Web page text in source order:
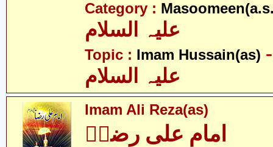
Category :
Topic : Imam Hussain(as)
علیہ السلام
Imam Ali Reza(as)
امام علی رضاؑ